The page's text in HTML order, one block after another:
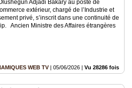
Adjadi Bakary au poste de
extérieur, chargé de l’Industrie et
privé, s’inscrit dans une continuité de
Ancien Ministre des Affaires étrangères
WEB TV | 05/06/2026 | Vu 28286 fois